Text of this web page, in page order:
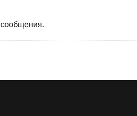
сообщения.